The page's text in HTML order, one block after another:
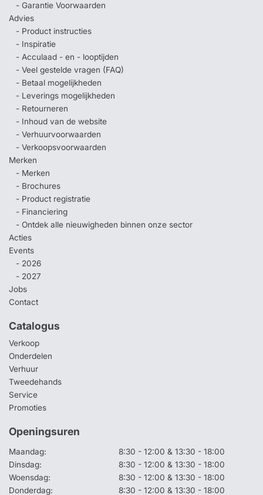
- Garantie Voorwaarden
Advies
- Product instructies
- Inspiratie
- Acculaad - en - looptijden
- Veel gestelde vragen (FAQ)
- Betaal mogelijkheden
- Leverings mogelijkheden
- Retourneren
- Inhoud van de website
- Verhuurvoorwaarden
- Verkoopsvoorwaarden
Merken
- Merken
- Brochures
- Product registratie
- Financiering
- Ontdek alle nieuwigheden binnen onze sector
Acties
Events
- 2026
- 2027
Jobs
Contact
Catalogus
Verkoop
Onderdelen
Verhuur
Tweedehands
Service
Promoties
Openingsuren
Maandag:
8:30 - 12:00 & 13:30 - 18:00
Dinsdag:
8:30 - 12:00 & 13:30 - 18:00
Woensdag:
8:30 - 12:00 & 13:30 - 18:00
Donderdag:
8:30 - 12:00 & 13:30 - 18:00